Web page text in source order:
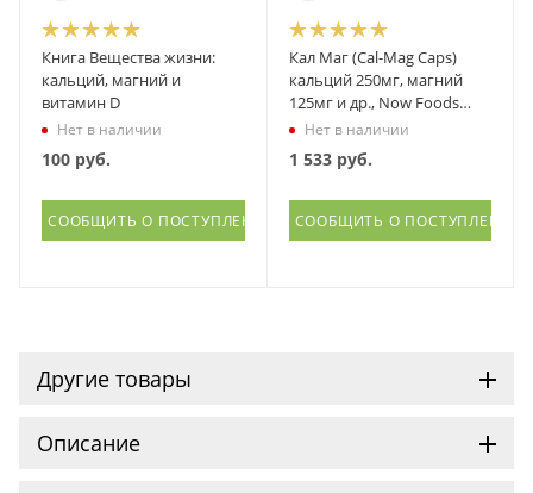
Книга Вещества жизни:
кальций, магний и
витамин D
Нет в наличии
100 руб.
СООБЩИТЬ О ПОСТУПЛЕНИИ
Кал Маг (Cal-Mag Caps)
кальций 250мг, магний
125мг и др., Now Foods
(Нау фудс), 120 капсул
Нет в наличии
1 533руб.
СООБЩИТЬ О ПОСТУПЛЕНИИ
Другие товары
Описание